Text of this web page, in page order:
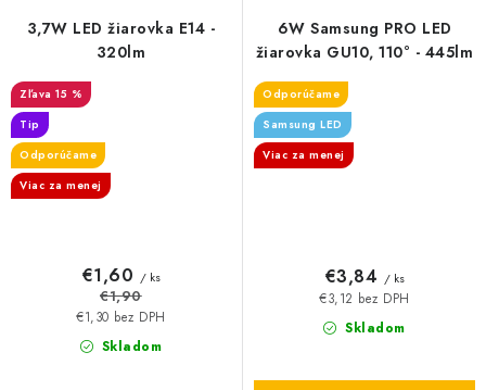
3,7W LED žiarovka E14 -
320lm
15 %
Tip
Odporúčame
Viac za menej
Skladom
€1,30 bez DPH
€1,60 / ks
€1,90
6W Samsung PRO LED
žiarovka GU10, 110° - 445lm
Odporúčame
Samsung LED
Viac za menej
Skladom
€3,12 bez DPH
€3,84 / ks